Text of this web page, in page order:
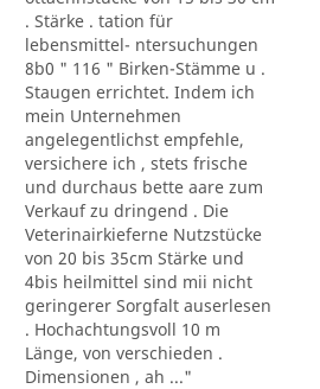
. Stärke . tation für
lebensmittel- ntersuchungen
8b0 " 116 " Birken-Stämme u .
Staugen errichtet. Indem ich
mein Unternehmen
angelegentlichst empfehle,
versichere ich , stets frische
und durchaus bette aare zum
Verkauf zu dringend . Die
Veterinairkieferne Nutzstücke
von 20 bis 35cm Stärke und
4bis heilmittel sind mii nicht
geringerer Sorgfalt auserlesen
. Hochachtungsvoll 10 m
Länge, von verschieden .
Dimensionen , ah ..."